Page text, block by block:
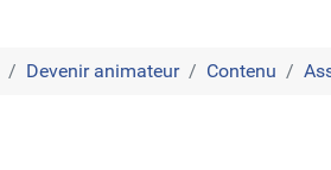
Devenir animateur Contenu